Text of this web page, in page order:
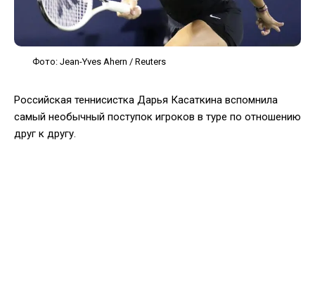
Фото: Jean-Yves Ahern / Reuters
Российская теннисистка Дарья Касаткина вспомнила
самый необычный поступок игроков в туре по отношению
друг к другу.